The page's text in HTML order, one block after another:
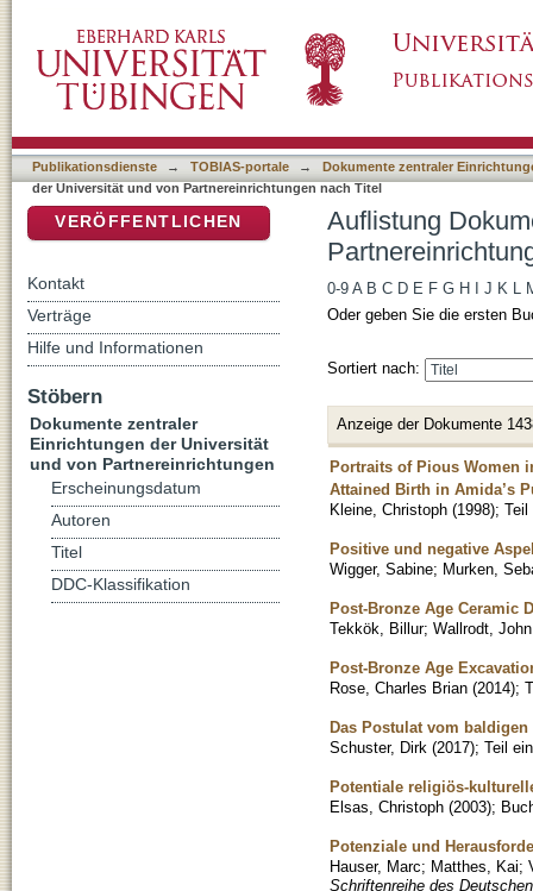
Titel
Publikationsdienste → TOBIAS-portale →
Dokumente zentraler
der Universität und von Partnereinrichtungen nach Titel
Auflistung
0-9 A B C D E F G H J K L
Oder geben Sie die ersten
Sortiert nach:
Anzeige der Dokumente
Portraits of Pious Women
Attained Birth in Amida’s
Kleine, Christoph (1998); Teil
Positive und negative
Wigger, Sabine; Murken,
Post-Bronze Age Ceramic
Tekkök, Billur; Wallrodt, John
Post-Bronze Age
Rose, Charles Brian (2014);
Das Postulat vom
Schuster, Dirk (2017); Teil
Potentiale religiös-
Elsas, Christoph (2003);
Potenziale und
Hauser, Marc; Matthes, Kai;
Schriftenreihe des
VERÖFFENTLICHEN
Kontakt
Verträge
Hilfe und Informationen
Stöbern
Dokumente zentraler
Einrichtungen der Universität
und von Partnereinrichtungen
Erscheinungsdatum
Autoren
Titel
DDC-Klassifikation